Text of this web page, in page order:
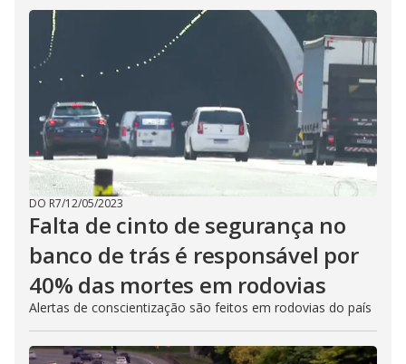
DO R7/12/05/2023
Falta de cinto de segurança no
banco de trás é responsável por
40% das mortes em rodovias
Alertas de conscientização são feitos em rodovias do país